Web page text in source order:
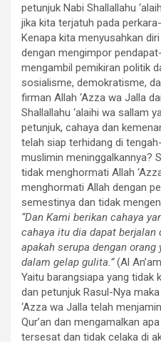
petunjuk Nabi Shallallahu
jika kita terjatuh pada
Kenapa kita menyusahkan
dengan mengimpor
mengambil pemikiran politik
sosialisme, demokratisme,
firman Allah ‘Azza wa Jalla
Shallallahu ‘alaihi wa sallam
petunjuk, cahaya dan
telah siap terhidang di
muslimin meninggalkannya?
tidak menghormati Allah
menghormati Allah dengan
semestinya dan tidak
“Dan Kami berikan cahaya
cahaya itu dia dapat berjalan
apakah serupa dengan orang
dalam gelap gulita.”(Al
Yaitu barangsiapa yang tidak
dan petunjuk Rasul-Nya
‘Azza wa Jalla telah
Qur’an dan mengamalkan
tersesat dan tidak celaka di